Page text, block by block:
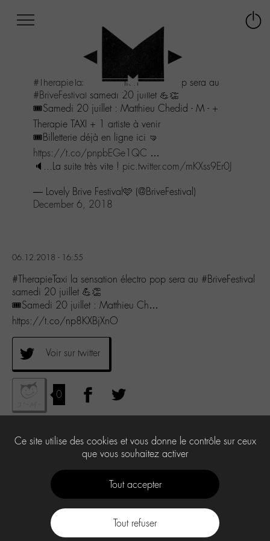
menu
Aller
au
contenu
Aller
recherche
#TherapieTaxi
la sensation électro pop sera au
#BriveFestival samedi 20 juillet 💪👏
🎟Samedi 20 juillet : Matthieu Chedid - M - +
Therapie TAXI + 1 artiste à venir
🎟Billetterie déjà en ligne ici 🤜
https://t.co/pnpbEGe1QC …
🔈...La suite très vite ! pic.twitter.com/mKXss9Er0J
— Lovely Brive Festival🩷 (@BriveFestival)
December 6, 2018
06.12.2018 - 16:55
#TherapieTaxi la sensation électro pop sera au #BriveFestival
samedi 20 juillet 💪👏
🎟Samedi 20 juillet : Matthieu Ch…
https://t.co/np8KXBjXnO
Voir sur twitter
0
Ce site utilise des cookies et vous donne le contrôle sur ceux
que vous souhaitez activer
Tout accepter
Tout refuser